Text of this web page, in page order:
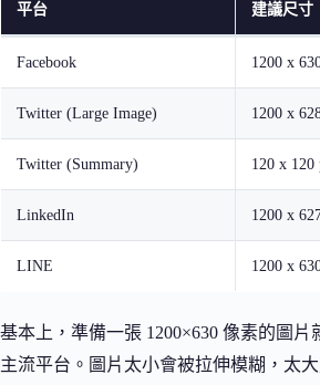
平台 建議尺寸
Facebook 1200 x
Twitter (Large Image) 1200 x
Twitter (Summary) 120 x 120
LinkedIn 1200 x
LINE 1200 x
基本上，準備一張 1200×630 像素的圖片
主流平台。圖片太小會被拉伸模糊，太